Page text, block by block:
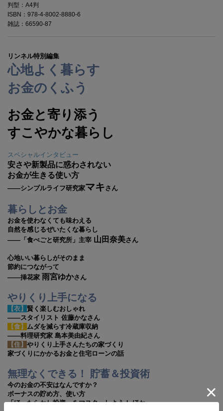
判型：A4判
ISBN：978-4-8002-8880-6
雑誌：66590-87
リンネル特別編集
心地よく暮らす
お金のくふう
お金と寄り添う
すこやかな暮らし
スペシャルインタビュー
安さや新製品に惑わされない
お金が生きる使い方
――シンプルライフ研究家マキさん
暮らしとお金
お金を使わなくても味わえる
自然を感じるぜいたくな暮らし
――「食べごと研究所」主宰 山田奈美さん
心地いい暮らしがそのまま
節約につながって
――挿花家 雨宮ゆかさん
やりくり上手になる
【衣】 賢く楽しむおしゃれ
――スタイリスト 佐藤かなさん
【食】 ムダを減らす冷蔵庫収納
――料理研究家 島本美由紀さん
【住】 やりくり上手さんたちの家づくり
家づくりにかかるお金と住宅ローンの話
無理なくできる！ 貯蓄＆投資術
今のお金の不安はなんですか？
ボーナスの貯め方、使い方
「ほったらかし投資」をマスターしよう！ ほか